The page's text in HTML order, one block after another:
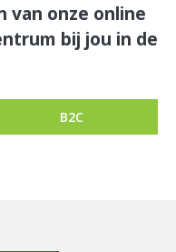
van onze online
bij jou in de
B2C